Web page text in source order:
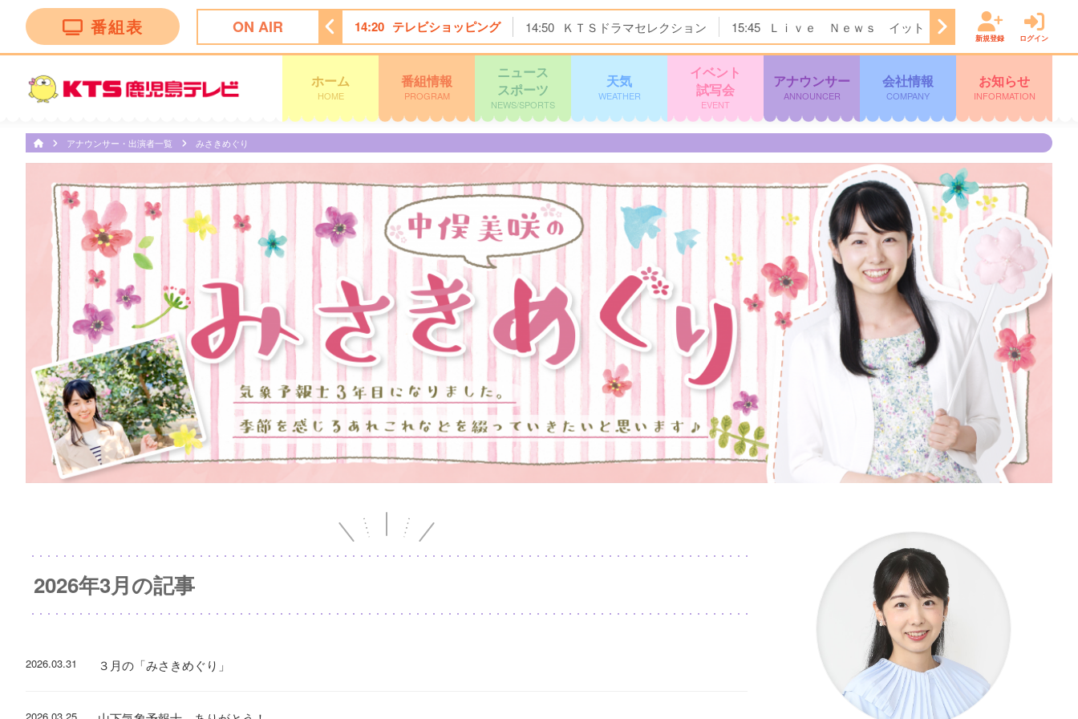
番組表 ON AIR
ｙｓ 11:47 ぽかぽか テレビショッピング 14:20 テレビショッピング 14:50 ＫＴＳドラマセレクション 15:45 Ｌｉｖｅ Ｎｅｗｓ イット！第１部 18:09 ＫＴＳ
新規登録 ログイン
ホーム
HOME
番組情報
PROGRAM
ニュース
スポーツ
NEWS/SPORTS
天気
WEATHER
イベント
試写会
EVENT
アナウンサー
ANNOUNCER
会社情報
COMPANY
お知らせ
INFORMATION
アナウンサー・出演者一覧 みさきめぐり
2026年3月の記事
2026.03.31 ３月の「みさきめぐり」